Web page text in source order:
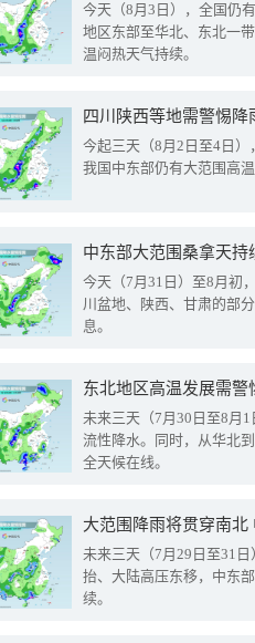
今天（8月3日），全国仍
地区东部至华北、东北一
温闷热天气持续。
今起三天（8月2日至4日
我国中东部仍有大范围高
中东部大范围桑拿天
今天（7月31日）至8月初
川盆地、陕西、甘肃的部
息。
东北地区高温发展需
未来三天（7月30日至8月
流性降水。同时，从华北
全天候在线。
大范围降雨将贯穿南
未来三天（7月29日至31
抬、大陆高压东移，中东
续。